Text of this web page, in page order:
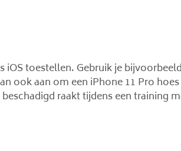
toestellen. Gebruik je
ook aan om een iPhone 11 Pro
raakt tijdens een training